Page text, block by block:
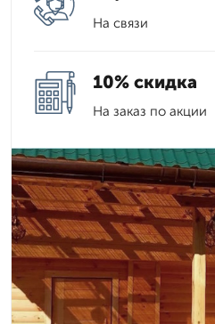
На связи
10% скидка
На заказ по акции